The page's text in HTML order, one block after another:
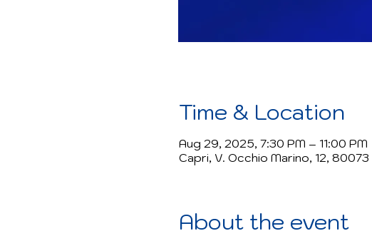
Time & Location
Aug 29, 2025, 7:30 PM – 11:00 PM
Capri, V. Occhio Marino, 12, 80073
About the event